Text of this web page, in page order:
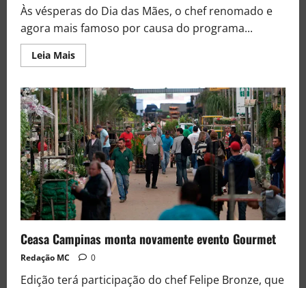
Às vésperas do Dia das Mães, o chef renomado e
agora mais famoso por causa do programa...
Leia Mais
Ceasa Campinas monta novamente evento Gourmet
Redação MC 0
Edição terá participação do chef Felipe Bronze, que